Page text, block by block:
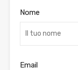
Nome
Email